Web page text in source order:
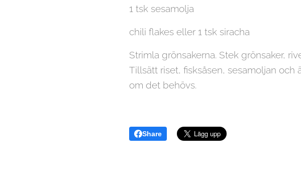
1 tsk sesamolja
chili flakes eller 1 tsk siracha
Strimla grönsakerna. Stek grönsaker,
Tillsätt riset, fisksåsen, sesamoljan
om det behövs.
Share